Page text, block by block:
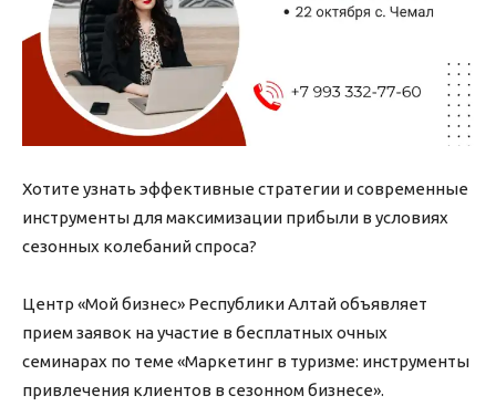
Хотите узнать эффективные стратегии и современные
инструменты для максимизации прибыли в условиях
сезонных колебаний спроса?
Центр «Мой бизнес» Республики Алтай объявляет
прием заявок на участие в бесплатных очных
семинарах по теме «Маркетинг в туризме: инструменты
привлечения клиентов в сезонном бизнесе».